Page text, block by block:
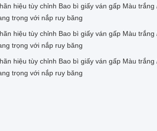
hiệu tùy chỉnh Bao bì giấy ván gấp Màu
trọng với nắp ruy băng
hiệu tùy chỉnh Bao bì giấy ván gấp Màu
trọng với nắp ruy băng
hiệu tùy chỉnh Bao bì giấy ván gấp Màu
trọng với nắp ruy băng